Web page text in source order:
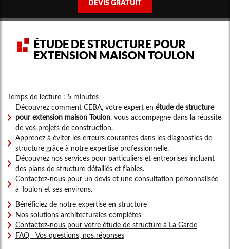
DEVIS GRATUIT
ÉTUDE DE STRUCTURE POUR
EXTENSION MAISON TOULON
Temps de lecture : 5 minutes
Découvrez comment CEBA, votre expert en étude de structure
pour extension maison Toulon, vous accompagne dans la réussite
de vos projets de construction.
Apprenez à éviter les erreurs courantes dans les diagnostics de
structure grâce à notre expertise professionnelle.
Découvrez nos services pour particuliers et entreprises incluant
des plans de structure détaillés et fiables.
Contactez-nous pour un devis et une consultation personnalisée
à Toulon et ses environs.
Bénéficiez de notre expertise en structure
Nos solutions architecturales complètes
Contactez-nous pour votre étude de structure à La Garde
FAQ - Vos questions, nos réponses